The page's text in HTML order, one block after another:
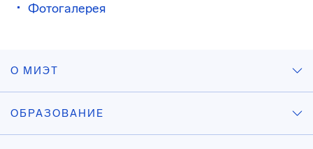
Фотогалерея
О МИЭТ
ОБРАЗОВАНИЕ